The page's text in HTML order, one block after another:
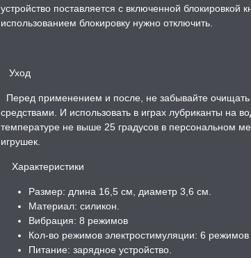
устройство поставляется с включенной блокировкой
использованием блокировку нужно отключить.
Уход
Перед применением и после, не забывайте
средствами. И использовать в играх лубриканты на
температуре не выше 25 градусов в персональном
игрушек.
Характеристики
Размер: длина 16,5 см, диаметр 3,6 см.
Материал: силикон.
Вибрация: 8 режимов
Кол-во режимов электростимуляции: 6 режимов
Питание: зарядное устройство.